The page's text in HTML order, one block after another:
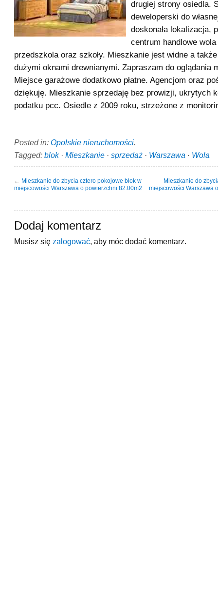
drugiej strony osiedla.
deweloperski do
doskonała lokalizacja,
centrum handlowe
przedszkola oraz szkoły. Mieszkanie jest widne a
dużymi oknami drewnianymi. Zapraszam do oglądania
Miejsce garażowe dodatkowo płatne. Agencjom oraz
dziękuję. Mieszkanie sprzedaję bez prowizji, ukrytych
podatku pcc. Osiedle z 2009 roku, strzeżone z
Posted in: Opolskie nieruchomości.
Tagged: blok· Mieszkanie · sprzedaż · Warszawa · Wola
← Mieszkanie do zbycia cztero pokojowe blok w
miejscowości Warszawa o powierzchni 82.00m2
Mieszkanie do
miejscowości Warszawa
Dodaj komentarz
Musisz się zalogować , aby móc dodać komentarz.